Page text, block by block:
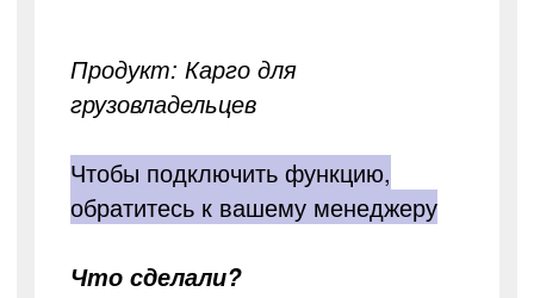
Продукт: Карго для
грузовладельцев
Чтобы подключить функцию,
обратитесь к вашему менеджеру
Что сделали?